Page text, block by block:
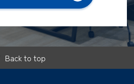
Back to top